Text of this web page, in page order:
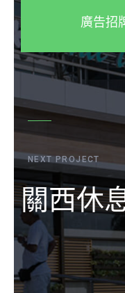
廣告招
NEXT PROJECT
關西休